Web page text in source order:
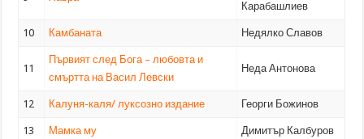
Карабашлиев
10 Камбаната Недялко Славов
11
Първият след Бога – любовта и
смъртта на Васил Левски
Неда Антонова
12 Калуня-каля/ луксозно издание Георги Божинов
13 Мамка му Димитър Калбуров